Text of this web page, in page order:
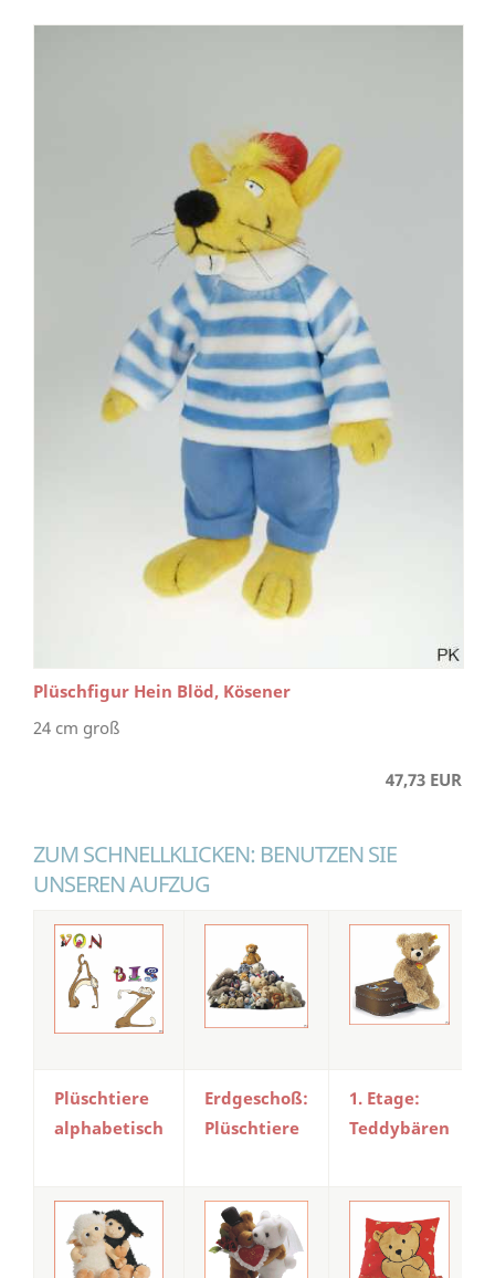
Plüschfigur Hein Blöd, Kösener
24 cm groß
47,73 EUR
ZUM SCHNELLKLICKEN: BENUTZEN SIE
UNSEREN AUFZUG
Plüschtiere
alphabetisch
Erdgeschoß:
Plüschtiere
1. Etage:
Teddybären